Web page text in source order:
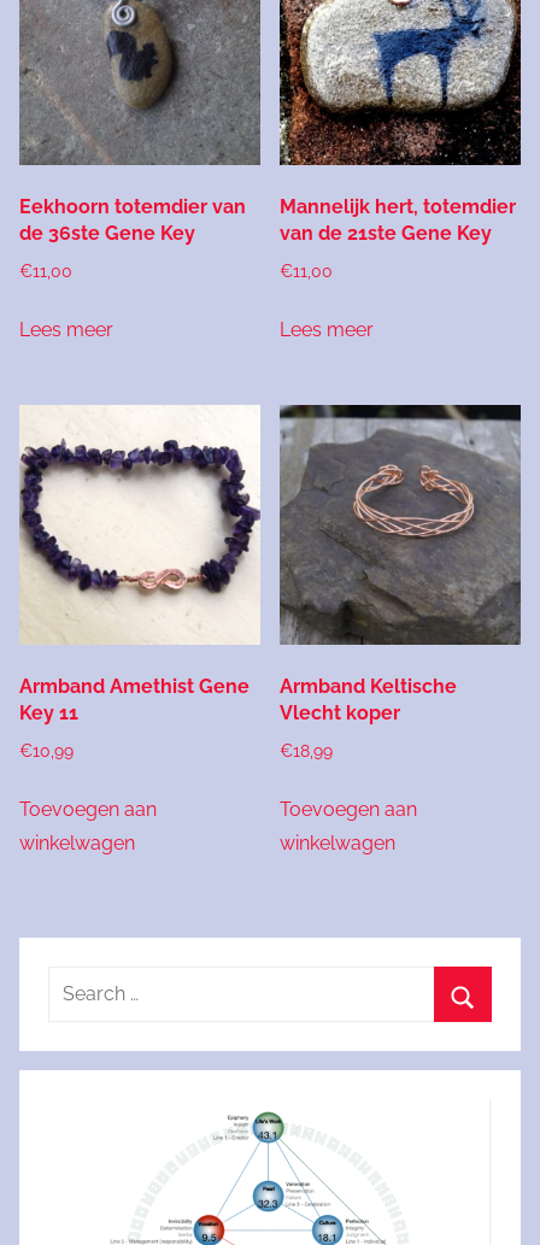
Eekhoorn totemdier van
de 36ste Gene Key
€11,00
Lees meer
Mannelijk hert, totemdier
van de 21ste Gene Key
€11,00
Lees meer
Armband Amethist Gene
Key 11
€10,99
Toevoegen aan
winkelwagen
Armband Keltische
Vlecht koper
€18,99
Toevoegen aan
winkelwagen
Search